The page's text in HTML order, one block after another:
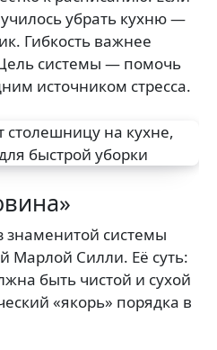
убрать кухню —
Гибкость важнее
системы — помочь
источником стресса.
системы
Марлой Силли. Её суть:
быть чистой и сухой
«якорь» порядка в